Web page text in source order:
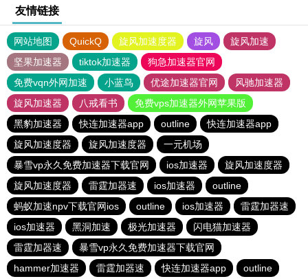
友情链接
网站地图 QuickQ 旋风加速度器 旋风
旋风加速
坚果加速器
tiktok加速器
狗急加速器官网
免费vqn外网加速
小蓝鸟 优途加速器官网
风驰加速器
旋风加速器
八戒看书
免费vps加速器外网苹果版
黑豹加速器
快连加速器app outline
快连加速器app
旋风加速度器
旋风加速度器
一元机场
暴雪vp永久免费加速器下载官网
ios加速器
旋风加速度器
旋风加速度器
雷霆加器速 ios加速器
outline
蚂蚁加速npv下载官网ios
outline ios加速器
雷霆加器速
ios加速器
黑洞加速 极光加速器
闪电猫加速器
雷霆加器速
暴雪vp永久免费加速器下载官网
hammer加速器
雷霆加器速 快连加速器app outline